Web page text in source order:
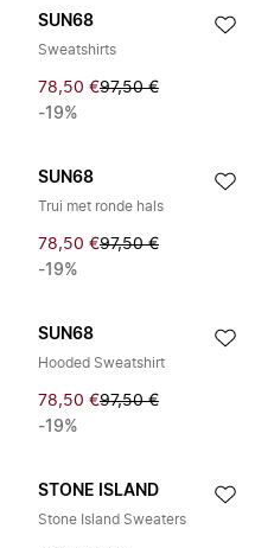
SUN68
Sweatshirts
78,50 €97,50 €
-19%
SUN68
Trui met ronde hals
78,50 €97,50 €
-19%
SUN68
Hooded Sweatshirt
78,50 €97,50 €
-19%
STONE ISLAND
Stone Island Sweaters